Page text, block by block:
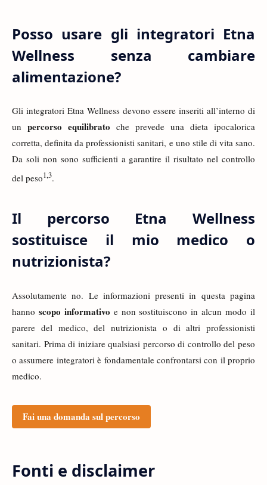
Posso usare gli integratori Etna
Wellness senza cambiare
alimentazione?
Gli integratori Etna Wellness devono essere inseriti all’interno di
un percorso equilibrato che prevede una dieta ipocalorica
corretta, definita da professionisti sanitari, e uno stile di vita sano.
Da soli non sono sufficienti a garantire il risultato nel controllo
del peso1,3.
Il percorso Etna Wellness
sostituisce il mio medico o
nutrizionista?
Assolutamente no. Le informazioni presenti in questa pagina
hanno scopo informativo e non sostituiscono in alcun modo il
parere del medico, del nutrizionista o di altri professionisti
sanitari. Prima di iniziare qualsiasi percorso di controllo del peso
o assumere integratori è fondamentale confrontarsi con il proprio
medico.
Fai una domanda sul percorso
Fonti e disclaimer